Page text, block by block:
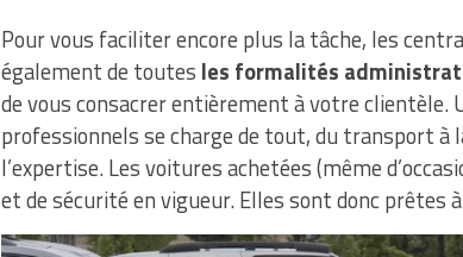
Pour vous faciliter encore plus la tâche, les
également de toutes les formalités
de vous consacrer entièrement à votre clientèle.
professionnels se charge de tout, du transport à
l’expertise. Les voitures achetées (même
et de sécurité en vigueur. Elles sont donc prêtes